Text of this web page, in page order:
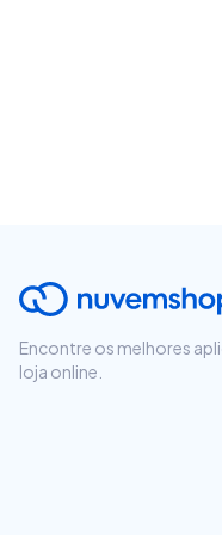
Encontre os melhores
loja online.